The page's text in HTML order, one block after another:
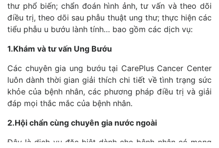
thư phổ biến; chẩn đoán hình ảnh, tư vấn và theo dõi
điều trị, theo dõi sau phẫu thuật ung thư; thực hiện các
tiểu phẫu u bướu lành tính… bao gồm các dịch vụ:
1.Khám và tư vấn Ung Bướu
Các chuyên gia ung bướu tại CarePlus Cancer Center
luôn dành thời gian giải thích chi tiết về tình trạng sức
khỏe của bệnh nhân, các phương pháp điều trị và giải
đáp mọi thắc mắc của bệnh nhân.
2.Hội chẩn cùng chuyên gia nước ngoài
Đây là dịch vụ đặc biệt dành cho bệnh nhân có mong